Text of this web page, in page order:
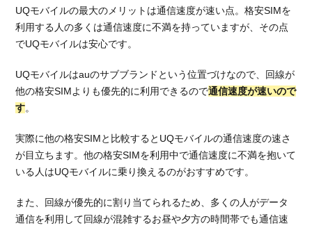
UQモバイルの最大のメリットは通信速度が速い点。格安SIMを
利用する人の多くは通信速度に不満を持っていますが、その点
でUQモバイルは安心です。
UQモバイルはauのサブブランドという位置づけなので、回線が
他の格安SIMよりも優先的に利用できるので通信速度が速いので
す。
実際に他の格安SIMと比較するとUQモバイルの通信速度の速さ
が目立ちます。他の格安SIMを利用中で通信速度に不満を抱いて
いる人はUQモバイルに乗り換えるのがおすすめです。
また、回線が優先的に割り当てられるため、多くの人がデータ
通信を利用して回線が混雑するお昼や夕方の時間帯でも通信速